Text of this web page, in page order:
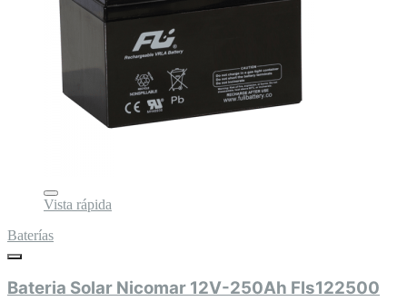
Vista rápida
Baterías
Bateria Solar Nicomar 12V-250Ah Fls122500